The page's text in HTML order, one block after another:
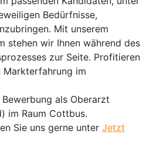
Bedürfnisse,
Mit unserem
stehen wir Ihnen während des
zur Seite. Profitieren
Markterfahrung im
als Oberarzt
im Raum Cottbus.
Sie uns gerne unter Jetzt